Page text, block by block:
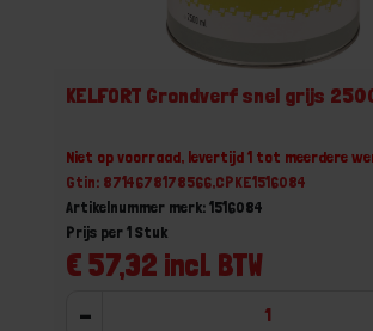
KELFORT Grondverf snel grijs
Niet op voorraad, levertijd 1 tot meerdere
Gtin: 8714678178566,CPKE1516084
Artikelnummer merk: 1516084
€ 57,32 incl. BTW
Prijs per 1 Stuk
-